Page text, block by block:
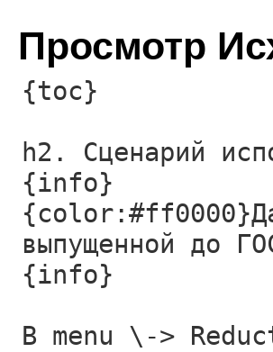
Просмотр
{toc}
h2. Сценарий
{info}
выпущенной до
{info}
В menu \->